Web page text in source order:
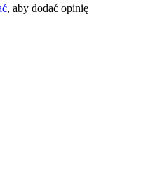
, aby dodać opinię